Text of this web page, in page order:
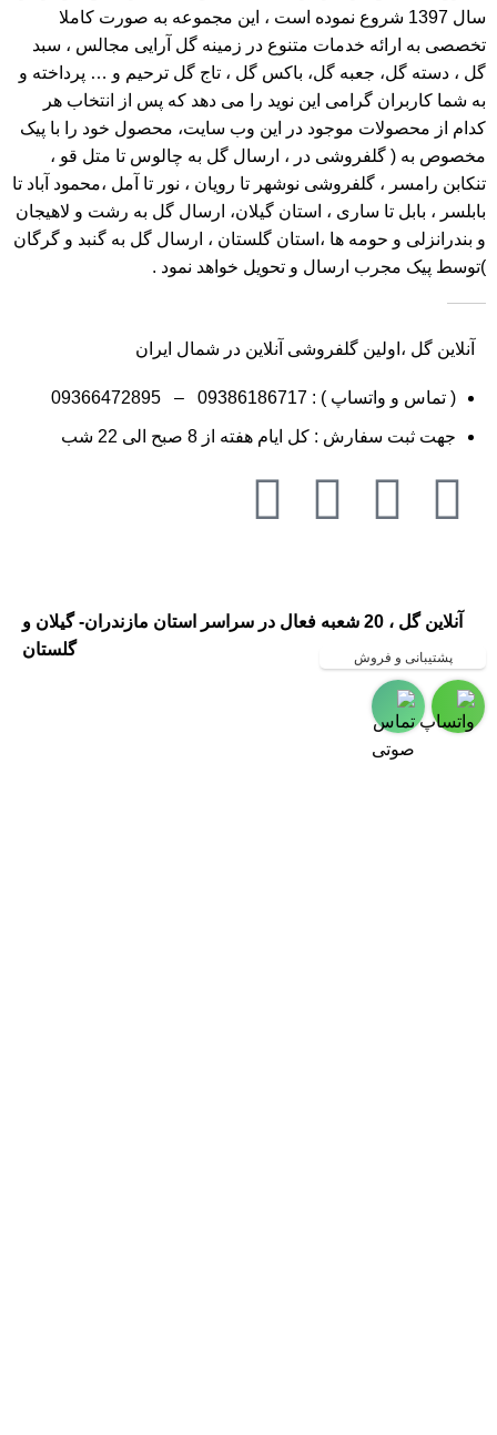
سال 1397 شروع نموده است ، این مجموعه به صورت کاملا
تخصصی به ارائه خدمات متنوع در زمینه گل آرایی مجالس ، سبد
گل ، دسته گل، جعبه گل، باکس گل ، تاج گل ترحیم و … پرداخته و
به شما کاربران گرامی این نوید را می دهد که پس از انتخاب هر
کدام از محصولات موجود در این وب سایت، محصول خود را با پیک
مخصوص به ( گلفروشی در ، ارسال گل به چالوس تا متل قو ،
تنکابن رامسر ، گلفروشی نوشهر تا رویان ، نور تا آمل ،محمود آباد تا
بابلسر ، بابل تا ساری ، استان گیلان، ارسال گل به رشت و لاهیجان
و بندرانزلی و حومه ها ،استان گلستان ، ارسال گل به گنبد و گرگان
)توسط پیک مجرب ارسال و تحویل خواهد نمود .
آنلاین گل ،اولین گلفروشی آنلاین در شمال ایران
( تماس و واتساپ ) :09386186717
–
09366472895
جهت ثبت سفارش : کل ایام هفته از 8 صبح الی 22 شب
آنلاین گل ، 20 شعبه فعال در سراسر استان مازندران- گیلان و
گلستان
گلفروشی در مازندران ، گلفروشی
در گیلان ، ارسال گل به مازندران ،
پشتیبانی و فروش